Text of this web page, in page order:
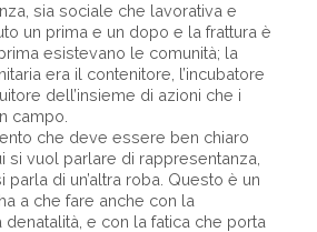
sia sociale che lavorativa e
un prima e un dopo e la frattura è
esistevano le comunità; la
era il contenitore, l’incubatore
dell’insieme di azioni che i
campo.
che deve essere ben chiaro
si vuol parlare di rappresentanza,
di un’altra roba. Questo è un
a che fare anche con la
e con la fatica che porta